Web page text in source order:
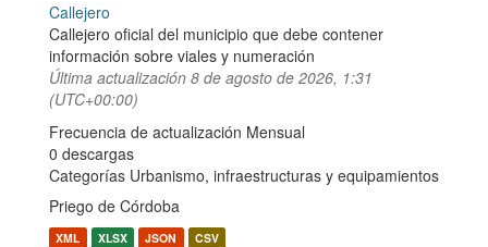
Callejero
Callejero oficial del municipio que debe contener
información sobre viales y numeración
Última actualización 8 de agosto de 2026, 1:31
(UTC+00:00)
Frecuencia de actualización Mensual
0 descargas
Categorías Urbanismo, infraestructuras y equipamientos
Priego de Córdoba
XML XLSX JSON CSV